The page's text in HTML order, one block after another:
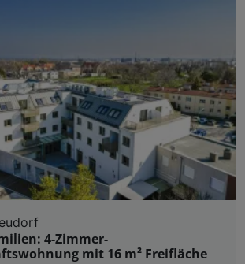
4-Zimmer-
mit 16 m² Freifläche